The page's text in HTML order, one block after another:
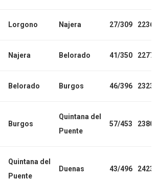
Lorgono Najera 27/309 2236
Najera Belorado 41/350 2277
Belorado Burgos 46/396 2323
Burgos
Quintana del
Puente
57/453 2380
Quintana del
Puente
Duenas 43/496 2423